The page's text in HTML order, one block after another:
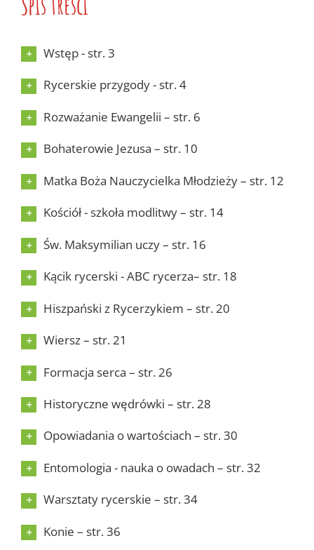
Wstęp - str. 3
Rycerskie przygody - str. 4
Rozważanie Ewangelii – str. 6
Bohaterowie Jezusa – str. 10
Matka Boża Nauczycielka Młodzieży – str. 12
Kościół - szkoła modlitwy – str. 14
Św. Maksymilian uczy – str. 16
Kącik rycerski - ABC rycerza– str. 18
Hiszpański z Rycerzykiem – str. 20
Wiersz – str. 21
Formacja serca – str. 26
Historyczne wędrówki – str. 28
Opowiadania o wartościach – str. 30
Entomologia - nauka o owadach – str. 32
Warsztaty rycerskie – str. 34
Konie – str. 36